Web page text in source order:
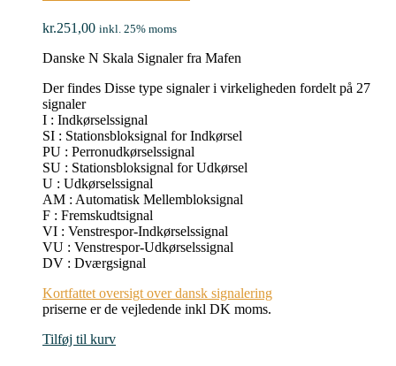
kr.251,00 inkl. 25% moms
Danske N Skala Signaler fra Mafen
Der findes Disse type signaler i virkeligheden fordelt på 27
signaler
I : Indkørselssignal
SI : Stationsbloksignal for Indkørsel
PU : Perronudkørselssignal
SU : Stationsbloksignal for Udkørsel
U : Udkørselssignal
AM : Automatisk Mellembloksignal
F : Fremskudtsignal
VI : Venstrespor-Indkørselssignal
VU : Venstrespor-Udkørselssignal
DV : Dværgsignal
Kortfattet oversigt over dansk signalering
priserne er de vejledende inkl DK moms.
Tilføj til kurv